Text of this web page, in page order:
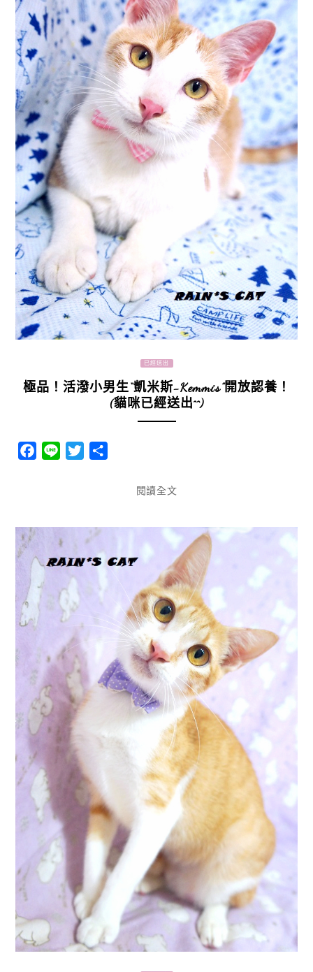
已經送出
極品！活潑小男生“凱米斯-Kemmis”開放認養！
(貓咪已經送出^^)
Facebook
Line Twitter
閱讀全文